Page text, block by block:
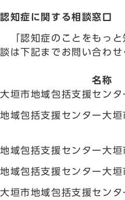
認知症に関する相談窓口
「認知症のことをもっと
談は下記までお問い合わせ
名称
大垣市地域包括支援センタ
地域包括支援センター大
地域包括支援センター大
地域包括支援センター大
大垣市地域包括支援センタ